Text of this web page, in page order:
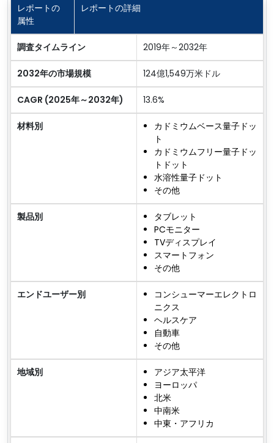
レポートの
属性
レポートの詳細
調査タイムライン 2019年～2032年
2032年の市場規模 124億1,549万米ドル
CAGR (2025年～2032年) 13.6%
材料別
カドミウムベース量子ドッ
ト
カドミウムフリー量子ドッ
トドット
水溶性量子ドット
その他
製品別
タブレット
PCモニター
TVディスプレイ
スマートフォン
その他
エンドユーザー別
コンシューマーエレクトロ
ニクス
ヘルスケア
自動車
その他
地域別
アジア太平洋
ヨーロッパ
北米
中南米
中東・アフリカ